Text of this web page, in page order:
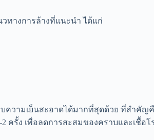
ทางการล้างที่แนะนำ ได้แก่
ความเย็นสะอาดได้มากที่สุดด้วย ที่สำคัญ
ครั้ง เพื่อลดการสะสมของคราบและเชื้อโ